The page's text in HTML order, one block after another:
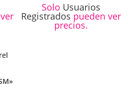
Solo Usuarios
Registrados pueden ver
precios.